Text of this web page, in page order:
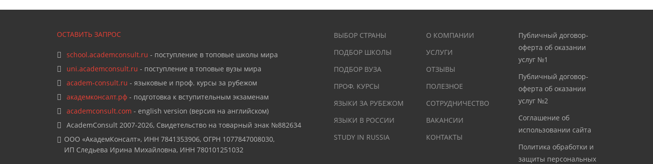
ОСТАВИТЬ ЗАПРОС
school.academconsult.ru - поступление в топовые школы мира
uni.academconsult.ru - поступление в топовые вузы мира
academ-consult.ru - языковые и проф. курсы за рубежом
академконсалт.рф- подготовка к вступительным экзаменам
academconsult.com - english version (версия на английском)
AcademConsult 2007-2026, Свидетельство на товарный знак №882634
ООО «АкадемКонсалт», ИНН 7841353906, ОГРН 1077847008030,
ИП Следьева Ирина Михайловна, ИНН 780101251032
ВЫБОР СТРАНЫ
ПОДБОР ШКОЛЫ
ПОДБОР ВУЗА
ПРОФ. КУРСЫ
ЯЗЫКИ ЗА РУБЕЖОМ
ЯЗЫКИ В РОССИИ
STUDY IN RUSSIA
О КОМПАНИИ
УСЛУГИ
ОТЗЫВЫ
ПОЛЕЗНОЕ
СОТРУДНИЧЕСТВО
ВАКАНСИИ
КОНТАКТЫ
Публичный договор-
оферта об оказании
услуг №1
Публичный договор-
оферта об оказании
услуг №2
Соглашение об
использовании сайта
Политика обработки и
защиты персональных